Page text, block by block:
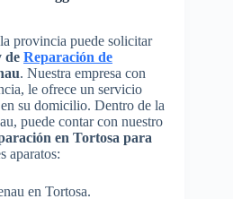
provincia puede solicitar
de Reparación de
. Nuestra empresa con
le ofrece un servicio
su domicilio. Dentro de la
puede contar con nuestro
en Tortosa para
aparatos:
en Tortosa.